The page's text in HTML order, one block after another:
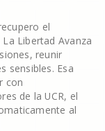
el
Libertad Avanza
reunir
sensibles. Esa
con
de la UCR, el
al